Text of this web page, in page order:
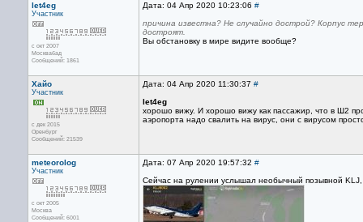
let4eg
Участник
с окт 2007
Москвабад
Сообщений: 1861
Дата: 04 Апр 2020 10:23:06 #
причина известна? Не случайно дострой? Корпус
достроят.
Вы обстановку в мире видите вообще?
Хайо
Участник
с дек 2015
Оренбург
Сообщений: 21539
Дата: 04 Апр 2020 11:30:37 #
let4eg
хорошо вижу. И хорошо вижу как пассажир, что в Ш2
аэропорта надо свалить на вирус, они с вирусом
meteorolog
Участник
с окт 2005
Москва
Сообщений: 6001
Дата: 07 Апр 2020 19:57:32 #
Сейчас на рулении услышал необычный позывной